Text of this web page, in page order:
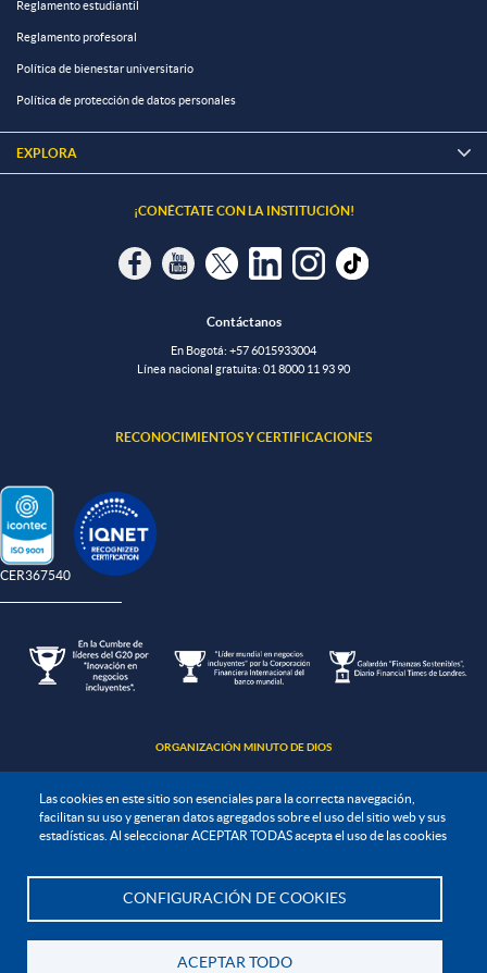
Las cookies en este sitio son esenciales para la correcta navegación,
facilitan su uso y generan datos agregados sobre el uso del sitio web y sus
estadísticas. Al seleccionar ACEPTAR TODAS acepta el uso de las cookies
CONFIGURACIÓN DE COOKIES
ACEPTAR TODO
Reglamento estudiantil
Reglamento profesoral
Política de bienestar universitario
Política de protección de datos personales
EXPLORA 
¡CONÉCTATE CON LA INSTITUCIÓN!
Contáctanos
En Bogotá: +57 6015933004
Línea nacional gratuita: 01 8000 11 93 90
RECONOCIMIENTOS Y CERTIFICACIONES
CER367540
ORGANIZACIÓN MINUTO DE DIOS
Política de protección de datos
Política de tratamiento de la información
Todos los derechos Reservados. UNIMINUTO 2020©